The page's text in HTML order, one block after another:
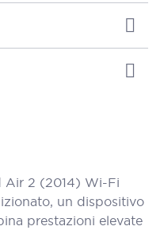
Air 2 (2014) Wi-Fi
un dispositivo
prestazioni elevate